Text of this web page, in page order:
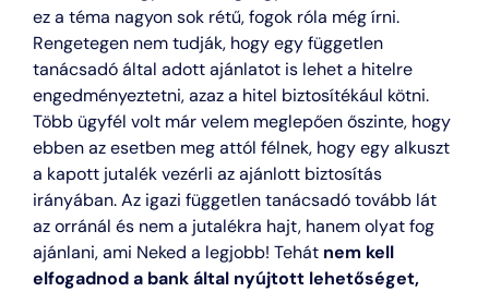
ez a téma nagyon sok rétű, fogok róla még írni.
Rengetegen nem tudják, hogy egy független
tanácsadó által adott ajánlatot is lehet a hitelre
engedményeztetni, azaz a hitel biztosítékául kötni.
Több ügyfél volt már velem meglepően őszinte, hogy
ebben az esetben meg attól félnek, hogy egy alkuszt
a kapott jutalék vezérli az ajánlott biztosítás
irányában. Az igazi független tanácsadó tovább lát
az orránál és nem a jutalékra hajt, hanem olyat fog
ajánlani, ami Neked a legjobb! Tehát nem kell
elfogadnod a bank által nyújtott lehetőséget,